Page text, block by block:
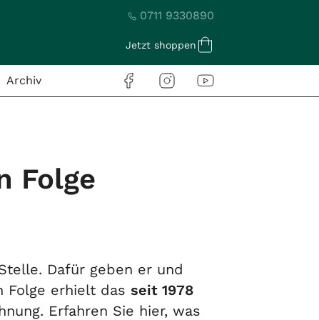
0711 9330890
Archiv
Jetzt shoppen
Folge
Dafür geben er und
Folge erhielt das seit 1978
Erfahren Sie hier, was